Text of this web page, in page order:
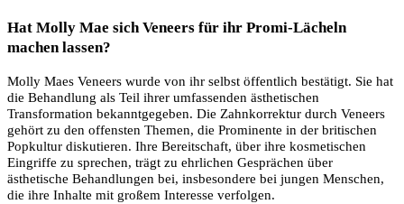
Hat Molly Mae sich Veneers für ihr Promi-Lächeln
machen lassen?
Molly Maes Veneers wurde von ihr selbst öffentlich bestätigt. Sie hat
die Behandlung als Teil ihrer umfassenden ästhetischen
Transformation bekanntgegeben. Die Zahnkorrektur durch Veneers
gehört zu den offensten Themen, die Prominente in der britischen
Popkultur diskutieren. Ihre Bereitschaft, über ihre kosmetischen
Eingriffe zu sprechen, trägt zu ehrlichen Gesprächen über
ästhetische Behandlungen bei, insbesondere bei jungen Menschen,
die ihre Inhalte mit großem Interesse verfolgen.